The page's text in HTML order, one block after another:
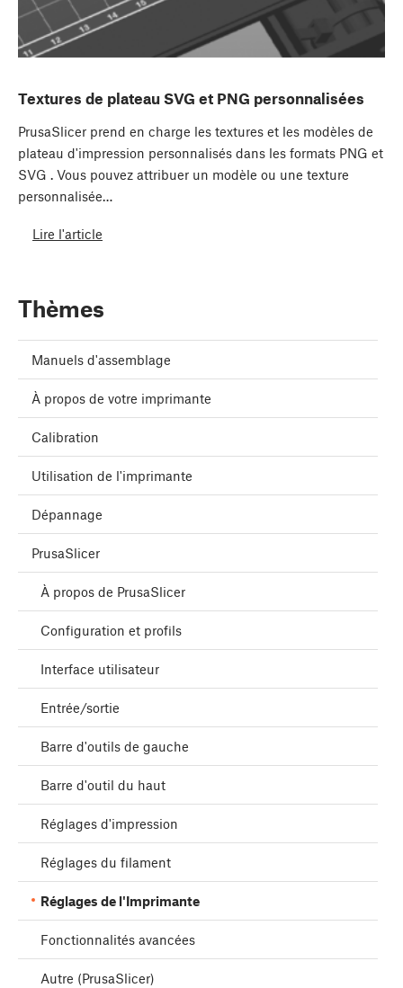
Textures de plateau SVG et PNG personnalisées
PrusaSlicer prend en charge les textures et les modèles de
plateau d'impression personnalisés dans les formats PNG et
SVG . Vous pouvez attribuer un modèle ou une texture
personnalisée…
Lire l'article
Thèmes
Manuels d'assemblage
À propos de votre imprimante
Calibration
Utilisation de l'imprimante
Dépannage
PrusaSlicer
À propos de PrusaSlicer
Configuration et profils
Interface utilisateur
Entrée/sortie
Barre d'outils de gauche
Barre d'outil du haut
Réglages d'impression
Réglages du filament
Réglages de l'Imprimante
Fonctionnalités avancées
Autre (PrusaSlicer)